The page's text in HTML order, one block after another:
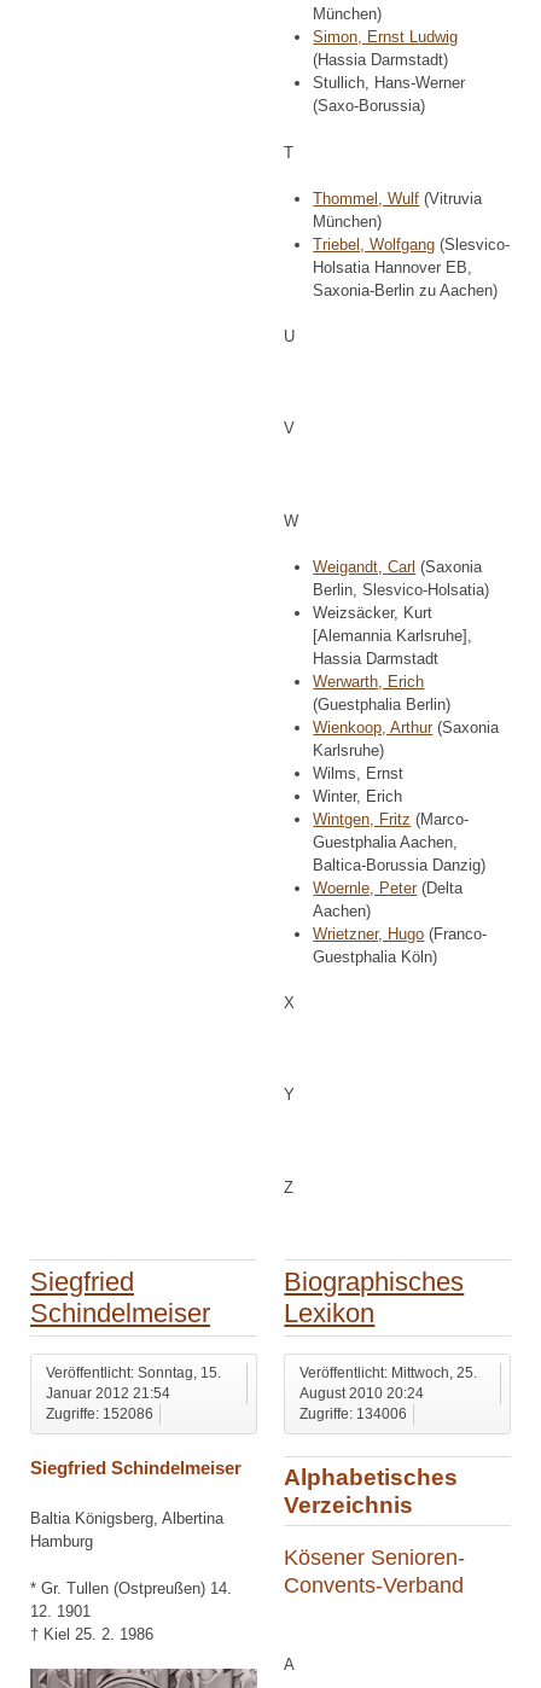
München)
Simon, Ernst Ludwig
(Hassia Darmstadt)
Stullich, Hans-Werner
(Saxo-Borussia)
T
Thommel, Wulf (Vitruvia
München)
Triebel, Wolfgang (Slesvico-
Holsatia Hannover EB,
Saxonia-Berlin zu Aachen)
U
V
W
Weigandt, Carl (Saxonia
Berlin, Slesvico-Holsatia)
Weizsäcker, Kurt
[Alemannia Karlsruhe],
Hassia Darmstadt
Werwarth, Erich
(Guestphalia Berlin)
Wienkoop, Arthur (Saxonia
Karlsruhe)
Wilms, Ernst
Winter, Erich
Wintgen, Fritz (Marco-
Guestphalia Aachen,
Baltica-Borussia Danzig)
Woernle, Peter (Delta
Aachen)
Wrietzner, Hugo (Franco-
Guestphalia Köln)
X
Y
Z
Siegfried
Schindelmeiser
Veröffentlicht: Sonntag, 15.
Januar 2012 21:54
Zugriffe: 152086
Siegfried Schindelmeiser
Baltia Königsberg, Albertina
Hamburg
* Gr. Tullen (Ostpreußen) 14.
12. 1901
† Kiel 25. 2. 1986
Biographisches
Lexikon
Veröffentlicht: Mittwoch, 25.
August 2010 20:24
Zugriffe: 134006
Alphabetisches
Verzeichnis
Kösener Senioren-
Convents-Verband
A